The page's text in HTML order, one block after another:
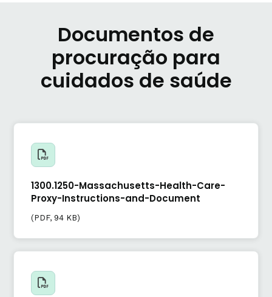
Documentos de
procuração para
cuidados de saúde
1300.1250-Massachusetts-Health-Care-
Proxy-Instructions-and-Document
(PDF, 94 KB)